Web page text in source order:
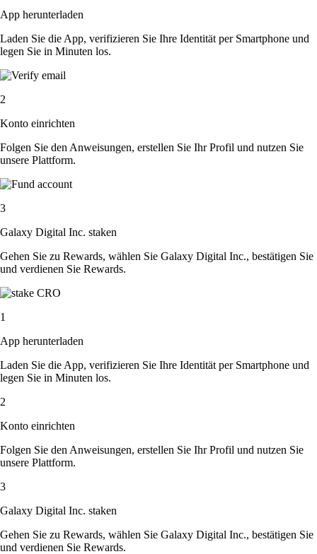
App herunterladen
Laden Sie die App, verifizieren Sie Ihre Identität per Smartphone und
legen Sie in Minuten los.
2
Konto einrichten
Folgen Sie den Anweisungen, erstellen Sie Ihr Profil und nutzen Sie
unsere Plattform.
3
Galaxy Digital Inc. staken
Gehen Sie zu Rewards, wählen Sie Galaxy Digital Inc., bestätigen Sie
und verdienen Sie Rewards.
1
App herunterladen
Laden Sie die App, verifizieren Sie Ihre Identität per Smartphone und
legen Sie in Minuten los.
2
Konto einrichten
Folgen Sie den Anweisungen, erstellen Sie Ihr Profil und nutzen Sie
unsere Plattform.
3
Galaxy Digital Inc. staken
Gehen Sie zu Rewards, wählen Sie Galaxy Digital Inc., bestätigen Sie
und verdienen Sie Rewards.